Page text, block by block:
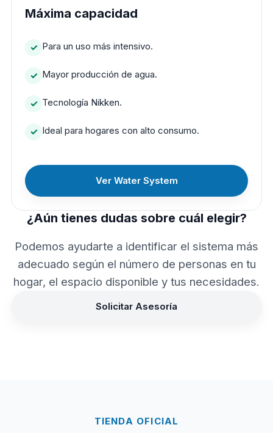
Máxima capacidad
Para un uso más intensivo.
Mayor producción de agua.
Tecnología Nikken.
Ideal para hogares con alto consumo.
Ver Water System
¿Aún tienes dudas sobre cuál elegir?
Podemos ayudarte a identificar el sistema más
adecuado según el número de personas en tu
hogar, el espacio disponible y tus necesidades.
Solicitar Asesoría
TIENDA OFICIAL